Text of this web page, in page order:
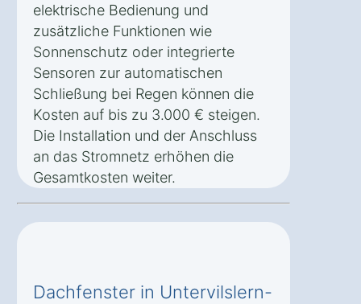
elektrische Bedienung und
zusätzliche Funktionen wie
Sonnenschutz oder integrierte
Sensoren zur automatischen
Schließung bei Regen können die
Kosten auf bis zu 3.000 € steigen.
Die Installation und der Anschluss
an das Stromnetz erhöhen die
Gesamtkosten weiter.
Dachfenster in Untervilslern-